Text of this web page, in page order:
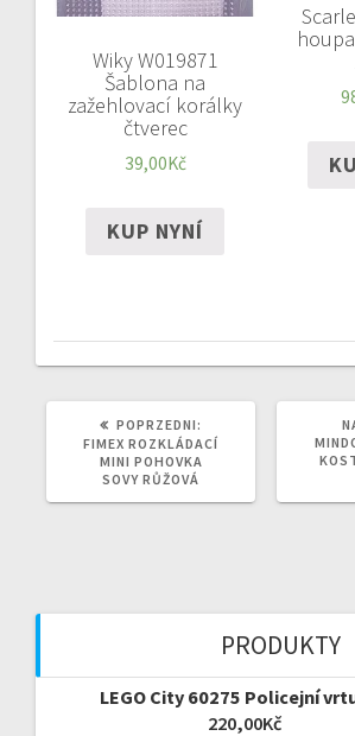
Wiky W019871
Šablona na
zažehlovací korálky
čtverec
39,00Kč
KUP NYNÍ
POPRZEDNI:
WPIS:
FIMEX ROZKLÁDACÍ
MINI POHOVKA
SOVY RŮŽOVÁ
PRODUKTY
LEGO City 60275 Policejní
220,00Kč